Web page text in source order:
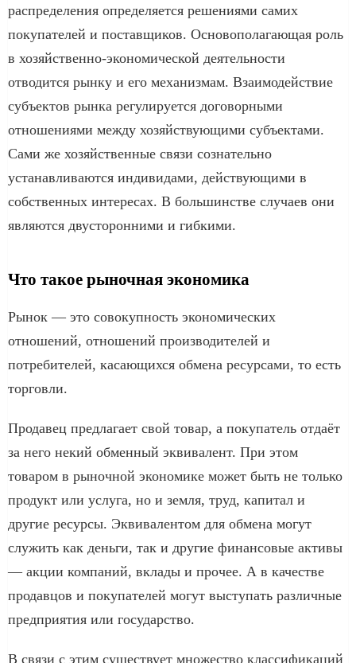
распределения определяется решениями самих
покупателей и поставщиков. Основополагающая роль
в хозяйственно-экономической деятельности
отводится рынку и его механизмам. Взаимодействие
субъектов рынка регулируется договорными
отношениями между хозяйствующими субъектами.
Сами же хозяйственные связи сознательно
устанавливаются индивидами, действующими в
собственных интересах. В большинстве случаев они
являются двусторонними и гибкими.
Что такое рыночная экономика
Рынок — это совокупность экономических
отношений, отношений производителей и
потребителей, касающихся обмена ресурсами, то есть
торговли.
Продавец предлагает свой товар, а покупатель отдаёт
за него некий обменный эквивалент. При этом
товаром в рыночной экономике может быть не только
продукт или услуга, но и земля, труд, капитал и
другие ресурсы. Эквивалентом для обмена могут
служить как деньги, так и другие финансовые активы
— акции компаний, вклады и прочее. А в качестве
продавцов и покупателей могут выступать различные
предприятия или государство.
В связи с этим существует множество классификаций